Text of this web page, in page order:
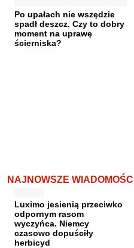
Po upałach nie wszędzie
spadł deszcz. Czy to dobry
moment na uprawę
ścierniska?
NAJNOWSZE WIADOMOŚCI
Luximo jesienią przeciwko
odpornym rasom
wyczyńca. Niemcy
czasowo dopuściły
herbicyd